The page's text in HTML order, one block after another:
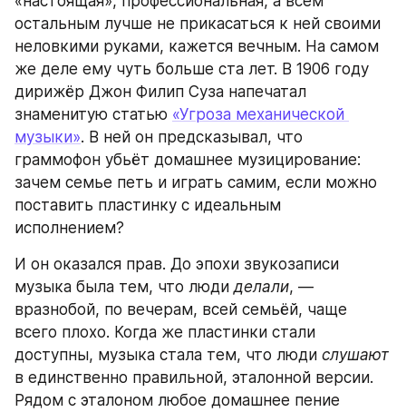
остальным лучше не прикасаться к ней своими
неловкими руками, кажется вечным. На самом
же деле ему чуть больше ста лет. В 1906 году
дирижёр Джон Филип Суза напечатал
знаменитую статью «Угроза механической
музыки». В ней он предсказывал, что
граммофон убьёт домашнее музицирование:
зачем семье петь и играть самим, если можно
поставить пластинку с идеальным
исполнением?
И он оказался прав. До эпохи звукозаписи
музыка была тем, что люди делали, —
вразнобой, по вечерам, всей семьёй, чаще
всего плохо. Когда же пластинки стали
доступны, музыка стала тем, что люди слушают
в единственно правильной, эталонной версии.
Рядом с эталоном любое домашнее пение